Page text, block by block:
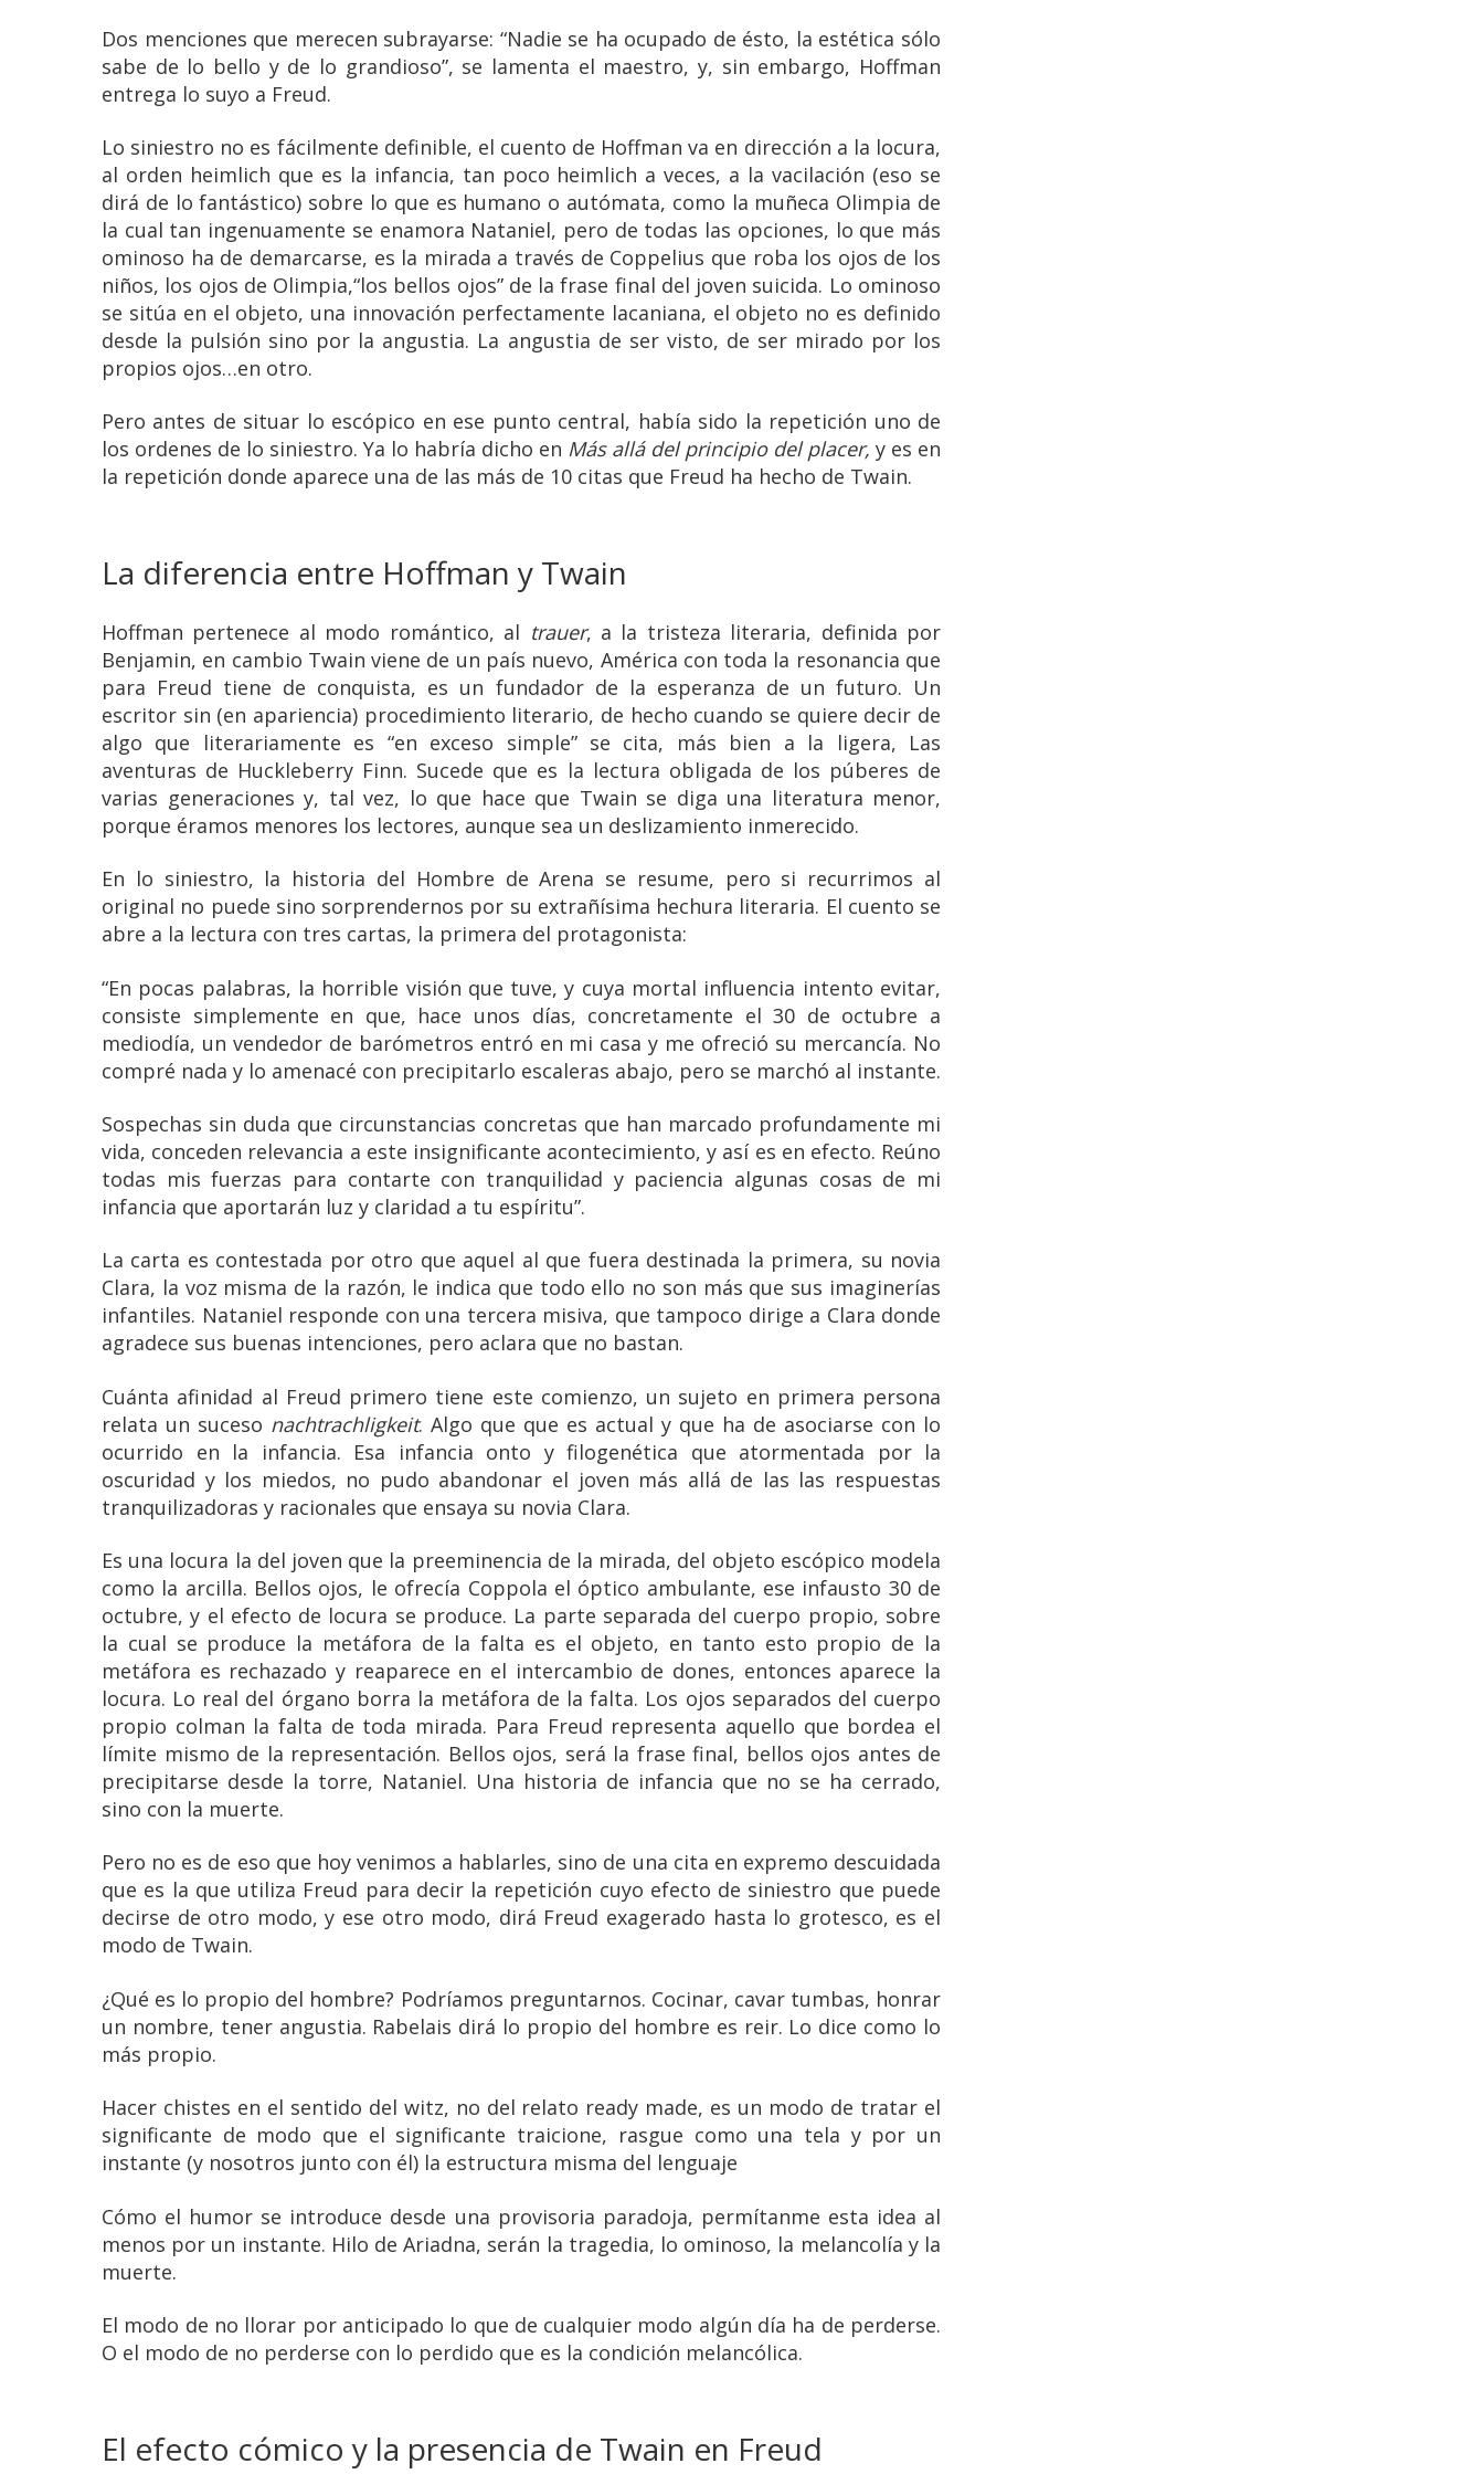
Dos menciones que merecen subrayarse: “Nadie se ha ocupado de ésto, la estética sólo
sabe de lo bello y de lo grandioso”, se lamenta el maestro, y, sin embargo, Hoffman
entrega lo suyo a Freud.
Lo siniestro no es fácilmente definible, el cuento de Hoffman va en dirección a la locura,
al orden heimlich que es la infancia, tan poco heimlich a veces, a la vacilación (eso se
dirá de lo fantástico) sobre lo que es humano o autómata, como la muñeca Olimpia de
la cual tan ingenuamente se enamora Nataniel, pero de todas las opciones, lo que más
ominoso ha de demarcarse, es la mirada a través de Coppelius que roba los ojos de los
niños, los ojos de Olimpia,“los bellos ojos” de la frase final del joven suicida. Lo ominoso
se sitúa en el objeto, una innovación perfectamente lacaniana, el objeto no es definido
desde la pulsión sino por la angustia. La angustia de ser visto, de ser mirado por los
propios ojos…en otro.
Pero antes de situar lo escópico en ese punto central, había sido la repetición uno de
los ordenes de lo siniestro. Ya lo habría dicho en Más allá del principio del placer, y es en
la repetición donde aparece una de las más de 10 citas que Freud ha hecho de Twain.
La diferencia entre Hoffman y Twain
Hoffman pertenece al modo romántico, al trauer, a la tristeza literaria, definida por
Benjamin, en cambio Twain viene de un país nuevo, América con toda la resonancia que
para Freud tiene de conquista, es un fundador de la esperanza de un futuro. Un
escritor sin (en apariencia) procedimiento literario, de hecho cuando se quiere decir de
algo que literariamente es “en exceso simple” se cita, más bien a la ligera, Las
aventuras de Huckleberry Finn. Sucede que es la lectura obligada de los púberes de
varias generaciones y, tal vez, lo que hace que Twain se diga una literatura menor,
porque éramos menores los lectores, aunque sea un deslizamiento inmerecido.
En lo siniestro, la historia del Hombre de Arena se resume, pero si recurrimos al
original no puede sino sorprendernos por su extrañísima hechura literaria. El cuento se
abre a la lectura con tres cartas, la primera del protagonista:
“En pocas palabras, la horrible visión que tuve, y cuya mortal influencia intento evitar,
consiste simplemente en que, hace unos días, concretamente el 30 de octubre a
mediodía, un vendedor de barómetros entró en mi casa y me ofreció su mercancía. No
compré nada y lo amenacé con precipitarlo escaleras abajo, pero se marchó al instante.
Sospechas sin duda que circunstancias concretas que han marcado profundamente mi
vida, conceden relevancia a este insignificante acontecimiento, y así es en efecto. Reúno
todas mis fuerzas para contarte con tranquilidad y paciencia algunas cosas de mi
infancia que aportarán luz y claridad a tu espíritu”.
La carta es contestada por otro que aquel al que fuera destinada la primera, su novia
Clara, la voz misma de la razón, le indica que todo ello no son más que sus imaginerías
infantiles. Nataniel responde con una tercera misiva, que tampoco dirige a Clara donde
agradece sus buenas intenciones, pero aclara que no bastan.
Cuánta afinidad al Freud primero tiene este comienzo, un sujeto en primera persona
relata un suceso nachtrachligkeit. Algo que que es actual y que ha de asociarse con lo
ocurrido en la infancia. Esa infancia onto y filogenética que atormentada por la
oscuridad y los miedos, no pudo abandonar el joven más allá de las las respuestas
tranquilizadoras y racionales que ensaya su novia Clara.
Es una locura la del joven que la preeminencia de la mirada, del objeto escópico modela
como la arcilla. Bellos ojos, le ofrecía Coppola el óptico ambulante, ese infausto 30 de
octubre, y el efecto de locura se produce. La parte separada del cuerpo propio, sobre
la cual se produce la metáfora de la falta es el objeto, en tanto esto propio de la
metáfora es rechazado y reaparece en el intercambio de dones, entonces aparece la
locura. Lo real del órgano borra la metáfora de la falta. Los ojos separados del cuerpo
propio colman la falta de toda mirada. Para Freud representa aquello que bordea el
límite mismo de la representación. Bellos ojos, será la frase final, bellos ojos antes de
precipitarse desde la torre, Nataniel. Una historia de infancia que no se ha cerrado,
sino con la muerte.
Pero no es de eso que hoy venimos a hablarles, sino de una cita en expremo descuidada
que es la que utiliza Freud para decir la repetición cuyo efecto de siniestro que puede
decirse de otro modo, y ese otro modo, dirá Freud exagerado hasta lo grotesco, es el
modo de Twain.
¿Qué es lo propio del hombre? Podríamos preguntarnos. Cocinar, cavar tumbas, honrar
un nombre, tener angustia. Rabelais dirá lo propio del hombre es reir. Lo dice como lo
más propio.
Hacer chistes en el sentido del witz, no del relato ready made, es un modo de tratar el
significante de modo que el significante traicione, rasgue como una tela y por un
instante (y nosotros junto con él) la estructura misma del lenguaje
Cómo el humor se introduce desde una provisoria paradoja, permítanme esta idea al
menos por un instante. Hilo de Ariadna, serán la tragedia, lo ominoso, la melancolía y la
muerte.
El modo de no llorar por anticipado lo que de cualquier modo algún día ha de perderse.
O el modo de no perderse con lo perdido que es la condición melancólica.
El efecto cómico y la presencia de Twain en Freud